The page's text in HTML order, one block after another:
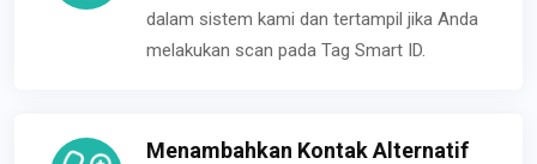
dalam sistem kami dan tertampil jika Anda
melakukan scan pada Tag Smart ID.
Menambahkan Kontak Alternatif